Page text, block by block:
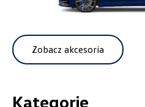
Promocja
Pokaż tylko dostępne
Zobacz akcesoria
Kategorie
Twoje zapytanie